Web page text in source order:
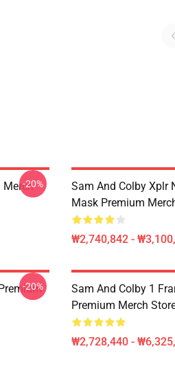
Merch-20%
Sam And Colby Xplr
Mask Premium
₩2,740,842 -
-20%
Sam And Colby 1
Premium Merch
₩2,728,440 -